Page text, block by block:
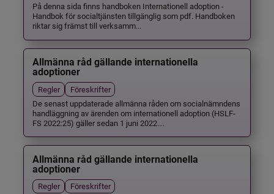
På denna sida finns handboken Internationell adoption -
Handbok för socialtjänsten tillgänglig som pdf. Handboken
riktar sig främst till verksamm...
Allmänna råd gällande internationella
adoptioner
Regler
Föreskrifter
De senast uppdaterade allmänna råden om socialnämndens
handläggning av ärenden om internationell adoption (HSLF-
FS 2022:25) gäller sedan 1 juni 2022....
Allmänna råd gällande internationella
adoptioner
Regler
Föreskrifter